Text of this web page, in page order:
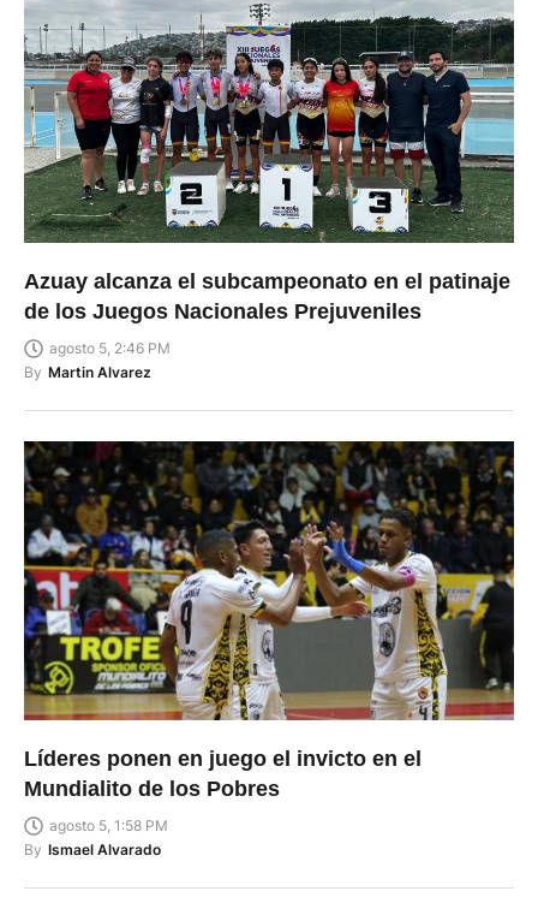
Azuay alcanza el subcampeonato en el patinaje
de los Juegos Nacionales Prejuveniles
agosto 5, 2:46 PM
By Martin Alvarez
Líderes ponen en juego el invicto en el
Mundialito de los Pobres
agosto 5, 1:58 PM
By Ismael Alvarado